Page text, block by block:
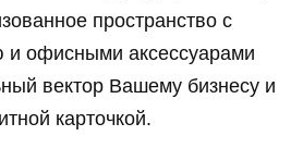
пространство с
офисными аксессуарами
вектор Вашему бизнесу и
карточкой.